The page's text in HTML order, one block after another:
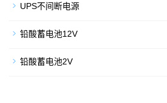
UPS不间断电源
铅酸蓄电池12V
铅酸蓄电池2V